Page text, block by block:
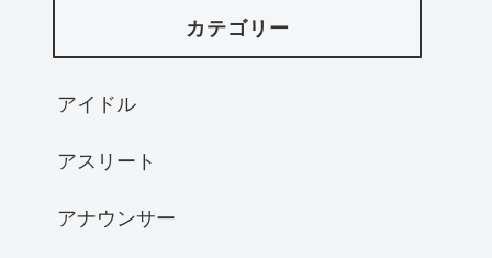
カテゴリー
アイドル
アスリート
アナウンサー